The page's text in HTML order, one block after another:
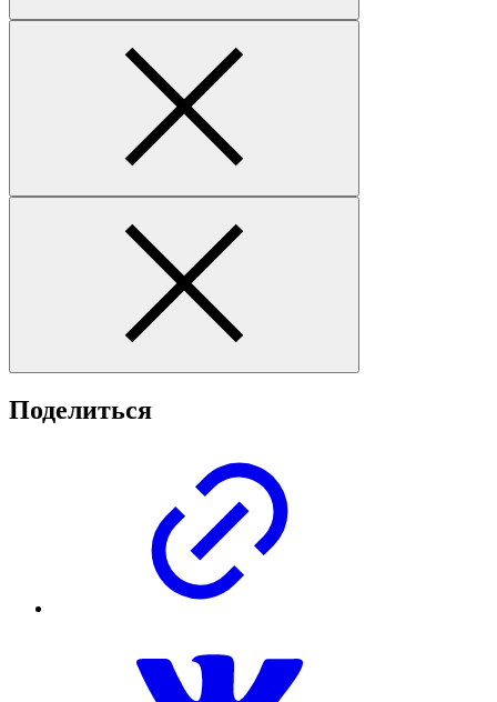
Поделиться